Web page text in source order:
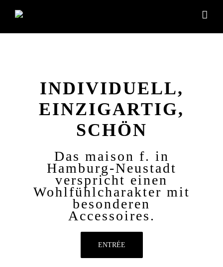
Inhalt
springen
INDIVIDUELL,
EINZIGARTIG,
SCHÖN
Das maison f. in
Hamburg-Neustadt
verspricht einen
Wohlfühlcharakter mit
besonderen
Accessoires.
ENTRÉE